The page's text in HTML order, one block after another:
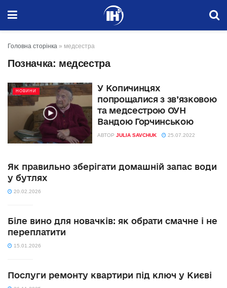
Головна сторінка » медсестра
Позначка: медсестра
НОВИНИ
У Копичинцях
попрощалися з зв’язковою
та медсестрою ОУН
Вандою Горчинською
АВТОР JULIA SAVCHUK 25.07.2022
Як правильно зберігати домашній запас води
у бутлях
20.02.2026
Біле вино для новачків: як обрати смачне і не
переплатити
15.01.2026
Послуги ремонту квартири під ключ у Києві